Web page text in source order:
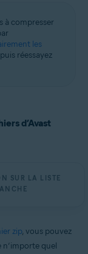
à compresser
les
réessayez
d’Avast
SUR LA LISTE
zip, vous pouvez
n’importe quel